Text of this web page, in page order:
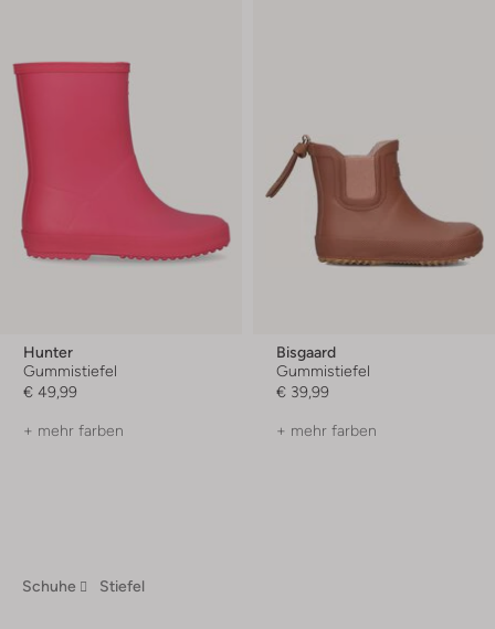
Hunter
Gummistiefel
€ 49,99
+ mehr farben
Bisgaard
Gummistiefel
€ 39,99
+ mehr farben
Schuhe Stiefel